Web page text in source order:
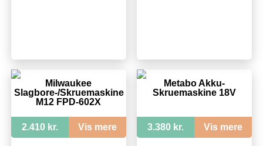
Milwaukee
Slagbore-/Skruemaskine
M12 FPD-602X
2.410 kr. Vis mere
Metabo Akku-
Skruemaskine 18V
3.380 kr. Vis mere